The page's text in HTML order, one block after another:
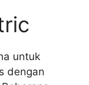
untuk
dengan